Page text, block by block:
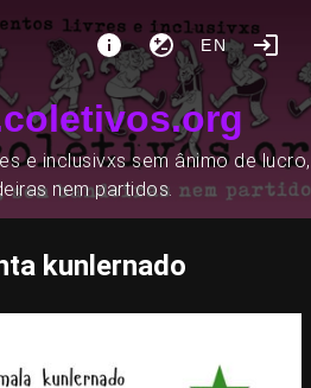
EN
e inclusivxs sem ânimo de lucro,
nem partidos.
kunlernado